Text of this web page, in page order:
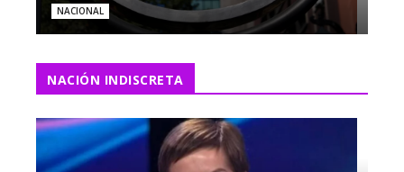
NACIONAL
NACIÓN INDISCRETA